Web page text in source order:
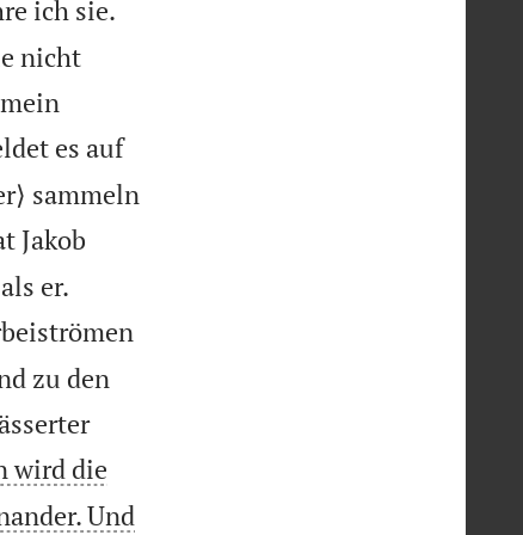
ich sie.
nicht
es auf
sammeln
Jakob
er.
zu den
wird die
Und